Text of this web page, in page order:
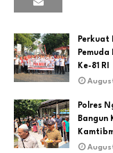
Perkuat
Ke-81 RI
Polres
Bangun